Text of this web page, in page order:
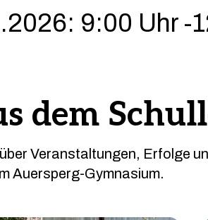
9:00 Uhr -
dem
Veranstaltungen, Erfolge
Auersperg-Gymnasium.